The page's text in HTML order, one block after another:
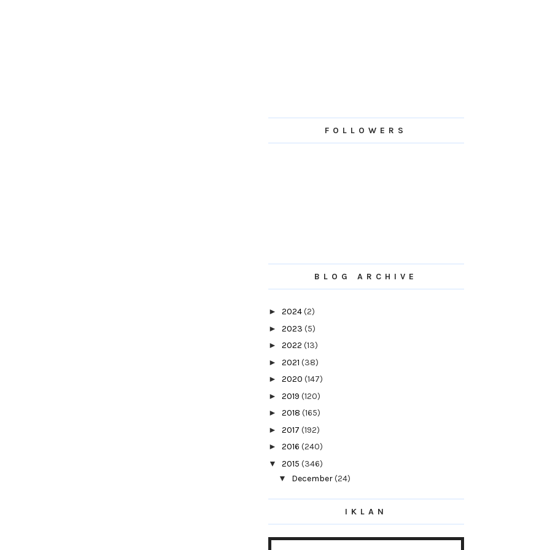
FOLLOWERS
BLOG ARCHIVE
► 2024(2)
► 2023 (5)
► 2022 (13)
► 2021 (38)
► 2020 (147)
► 2019 (120)
► 2018 (165)
► 2017 (192)
► 2016 (240)
▼ 2015 (346)
▼ December(24)
2016
Sup Ketam Campur
IKLAN